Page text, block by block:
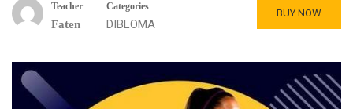
Teacher
Faten
Categories
DIBLOMA
BUY NOW